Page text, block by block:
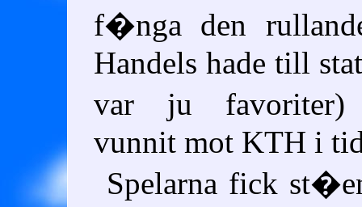
f�nga den
Handels hade till
var ju favoriter)
vunnit mot KTH i
Spelarna fick